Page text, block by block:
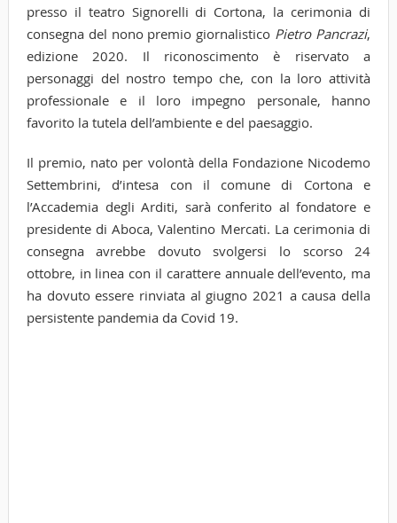
presso il teatro Signorelli di Cortona, la cerimonia di
consegna del nono premio giornalistico Pietro Pancrazi,
edizione 2020. Il riconoscimento è riservato a
personaggi del nostro tempo che, con la loro attività
professionale e il loro impegno personale, hanno
favorito la tutela dell’ambiente e del paesaggio.
Il premio, nato per volontà della Fondazione Nicodemo
Settembrini, d’intesa con il comune di Cortona e
l’Accademia degli Arditi, sarà conferito al fondatore e
presidente di Aboca, Valentino Mercati. La cerimonia di
consegna avrebbe dovuto svolgersi lo scorso 24
ottobre, in linea con il carattere annuale dell’evento, ma
ha dovuto essere rinviata al giugno 2021 a causa della
persistente pandemia da Covid 19.